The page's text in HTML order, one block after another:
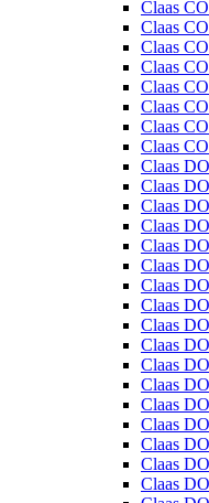
Claas
Claas
Claas
Claas
Claas
Claas
Claas
Claas
Claas
Claas
Claas
Claas
Claas
Claas
Claas
Claas
Claas
Claas
Claas
Claas
Claas
Claas
Claas
Claas
Claas